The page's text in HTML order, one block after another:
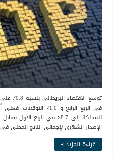
في الربع الرابع و 1.0٪
الإصدار الشهري لإجمالي الناتج المحلي
قراءة المزيد »